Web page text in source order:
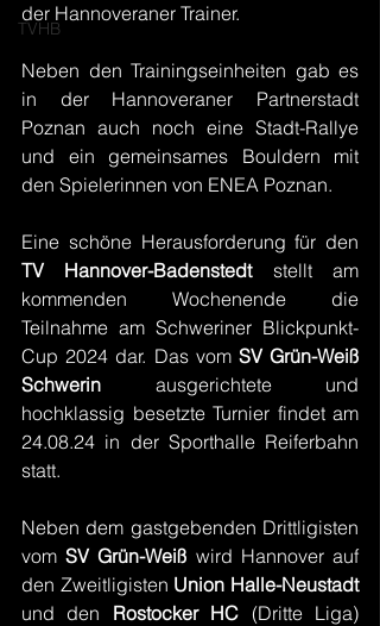
TVHB
der Hannoveraner Trainer.
Neben den Trainingseinheiten gab es
in der Hannoveraner Partnerstadt
Poznan auch noch eine Stadt-Rallye
und ein gemeinsames Bouldern mit
den Spielerinnen von ENEA Poznan.
TV Hannover-Badenstedt stellt am
kommenden Wochenende die
Teilnahme am Schweriner Blickpunkt-
Cup 2024 dar. Das vom SV Grün-Weiß
Schwerin ausgerichtete und
hochklassig besetzte Turnier findet am
24.08.24 in der Sporthalle Reiferbahn
statt.
Neben dem gastgebenden Drittligisten
vom SV Grün-Weiß wird Hannover auf
den Zweitligisten Union Halle-Neustadt
und den Rostocker HC (Dritte Liga)